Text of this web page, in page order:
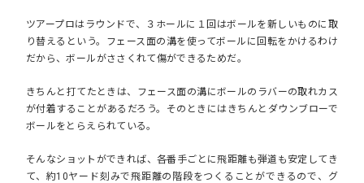
ツアープロはラウンドで、３ホールに１回はボールを新しいものに取
り替えるという。フェース面の溝を使ってボールに回転をかけるわけ
だから、ボールがささくれて傷ができるためだ。
きちんと打てたときは、フェース面の溝にボールのラバーの取れカス
が付着することがあるだろう。そのときにはきちんとダウンブローで
ボールをとらえられている。
そんなショットができれば、各番手ごとに飛距離も弾道も安定してき
て、約10ヤード刻みで飛距離の階段をつくることができるので、グ